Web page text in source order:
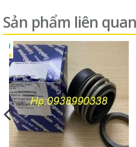
Cảm biến máy nén khí
Cảm biến máy nén khí
Cảm biến máy nén khí
Cảm biến máy nén khí
Cảm biến máy nén khí Atlas
Sản phẩm liên quan